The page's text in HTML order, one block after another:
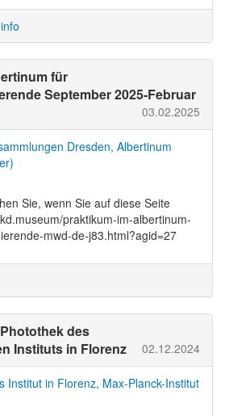
für
September 2025-Februar
03.02.2025
Dresden, Albertinum
Sie, wenn Sie auf diese Seite
praktikum-im-albertinum-
mwd-de-j83.html?agid=27
des
Instituts in Florenz
02.12.2024
Institut in Florenz, Max-Planck-Institut